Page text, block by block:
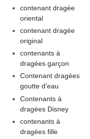
contenant dragée
oriental
contenant dragée
original
contenants à
dragées garçon
Contenant dragées
goutte d'eau
Contenants à
dragées Disney
contenants à
dragées fille